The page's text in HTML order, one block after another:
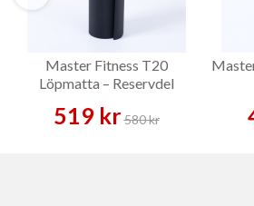
Master Fitness T20
Löpmatta – Reservdel
519 kr580 kr